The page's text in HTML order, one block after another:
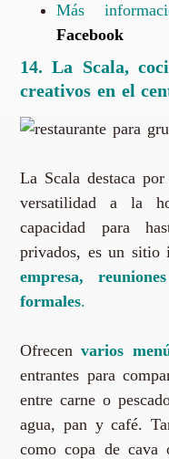
Más
Facebook
14.La Scala,
creativos en el
La Scala destaca
versatilidad a la
capacidad para
privados, es un sitio
empresa,
formales.
Ofrecen varios
entrantes para
entre carne o
agua, pan y café.
como copa de